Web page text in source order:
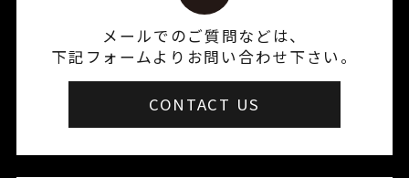
メールでのご質問などは、
下記フォームよりお問い合わせ下さい。
CONTACT US